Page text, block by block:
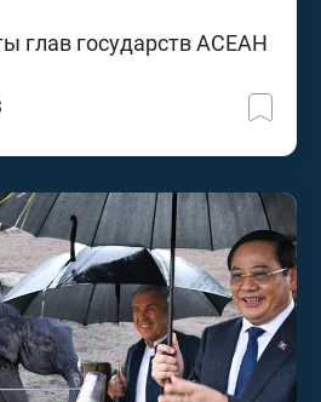
глав государств АСЕАН